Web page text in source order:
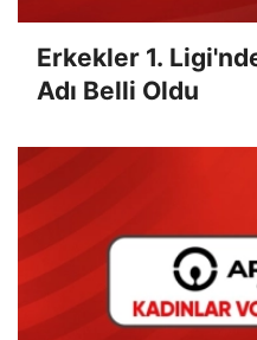
Erkekler 1.
Adı Belli Oldu